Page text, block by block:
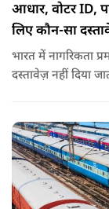
आधार, वोटर ID,
लिए कौन-सा
भारत में नागरिकता
दस्तावेज़ नहीं दिया